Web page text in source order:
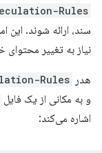
Rules
نیاز به تغییر
هدر HTTP Rules
اشاره می‌کند: